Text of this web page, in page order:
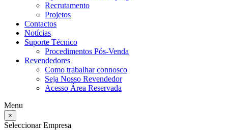
Recrutamento
Projetos
Contactos
Notícias
Suporte Técnico
Procedimentos Pós-Venda
Revendedores
Como trabalhar connosco
Seja Nosso Revendedor
Acesso Área Reservada
Menu
×
Seleccionar Empresa